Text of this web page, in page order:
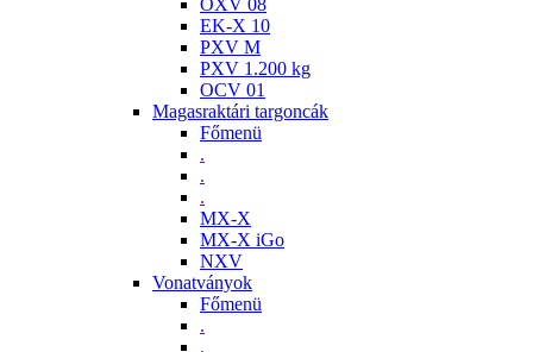
OXV 08
EK-X 10
PXV M
PXV 1.200 kg
OCV 01
Magasraktári targoncák
Főmenü
.
.
.
MX-X
MX-X iGo
NXV
Vonatványok
Főmenü
.
.